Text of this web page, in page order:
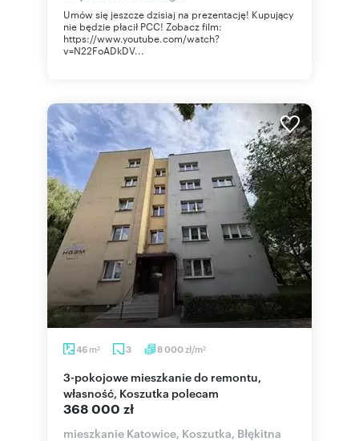
Umów się jeszcze dzisiaj na prezentację! Kupujący
nie będzie płacił PCC! Zobacz film:
https://www.youtube.com/watch?
v=N22FoADkDV...
46 m2 3 8 000zł/m2
3-pokojowe mieszkanie do remontu,
własność, Koszutka polecam
368 000 zł
mieszkanie Katowice, Koszutka, Błękitna